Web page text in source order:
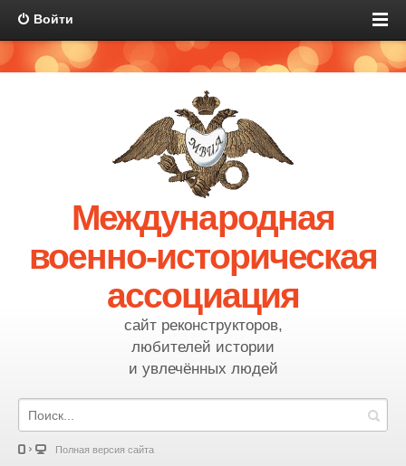
Войти
Международная
военно-историческая
ассоциация
сайт реконструкторов,
любителей истории
и увлечённых людей
Полная версия сайта